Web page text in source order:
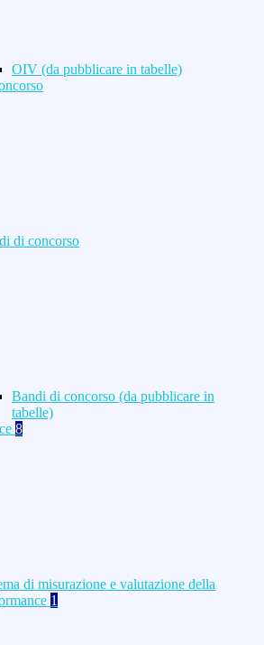
OIV (da pubblicare in tabelle)
di concorso
Bandi di concorso (da pubblicare in
tabelle)
8
di misurazione e valutazione della
1